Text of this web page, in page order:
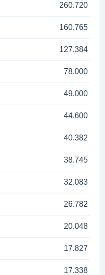
260.720
160.765
127.384
78.000
49.000
44.600
40.382
38.745
32.083
26.782
20.048
17.827
17.338